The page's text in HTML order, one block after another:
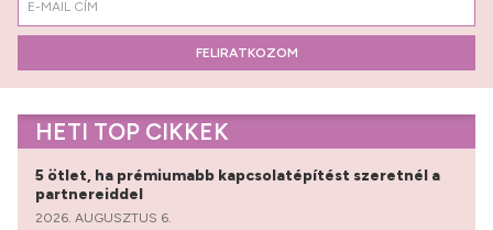
FELIRATKOZOM
HETI TOP CIKKEK
5 ötlet, ha prémiumabb kapcsolatépítést szeretnél a
partnereiddel
2026. AUGUSZTUS 6.